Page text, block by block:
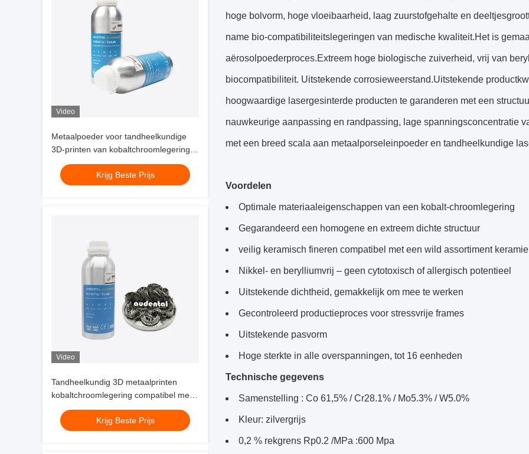
Video
Metaalpoeder voor tandheelkundige
3D-printen van kobaltchroomlegering,
dat de productie van kronen, bruggen
en implantaatgedragen restauraties
mogelijk maakt
Krijg Beste Prijs
Video
Tandheelkundig 3D metaalprinten
kobaltchroomlegering compatibel met
de belangrijkste selectieve
lasersmeltingssystemen voor de
productie van tandheelkundige
Krijg Beste Prijs
hoge bolvorm, hoge vloeibaarheid, laag zuurstofgehalte en
name bio-compatibiliteitslegeringen van medische kwaliteit.Het is
aërosolpoederproces.Extreem hoge biologische zuiverheid, vrij van
biocompatibiliteit. Uitstekende corrosieweerstand.Uitstekende
hoogwaardige lasergesinterde producten te garanderen met een
nauwkeurige aanpassing en randpassing, lage spanningsconcentratie
met een breed scala aan metaalporseleinpoeder en tandheelkundige
Voordelen
Optimale materiaaleigenschappen van een kobalt-chroomlegering
Gegarandeerd een homogene en extreem dichte structuur
veilig keramisch fineren compatibel met een wild assortiment
Nikkel- en berylliumvrij – geen cytotoxisch of allergisch potentieel
Uitstekende dichtheid, gemakkelijk om mee te werken
Gecontroleerd productieproces voor stressvrije frames
Uitstekende pasvorm
Hoge sterkte in alle overspanningen, tot 16 eenheden
Technische gegevens
Samenstelling : Co 61,5% / Cr28.1% / Mo5.3% / W5.0%
Kleur: zilvergrijs
0,2 % rekgrens Rp0.2 /MPa :600 Mpa